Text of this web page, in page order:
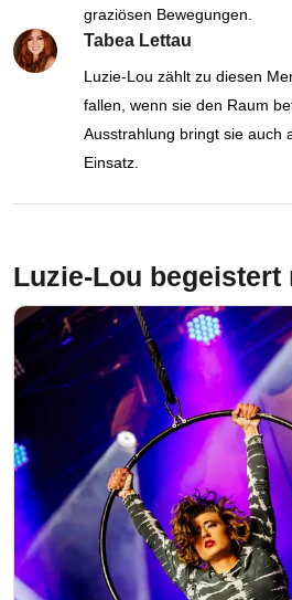
graziösen Bewegungen.
Tabea Lettau
Luzie-Lou zählt zu diesen
fallen, wenn sie den Raum
Ausstrahlung bringt sie auch
Einsatz.
Luzie-Lou begeistert